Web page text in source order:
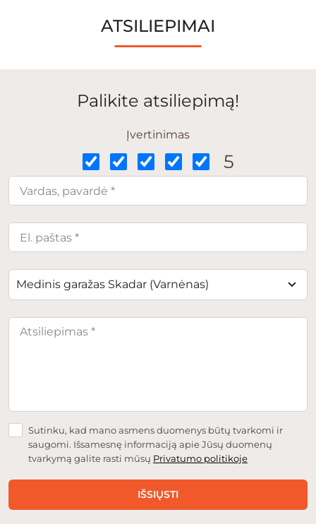
ATSILIEPIMAI
Palikite atsiliepimą!
Įvertinimas
5
Medinis garažas Skadar (Varnėnas)
Sutinku, kad mano asmens duomenys būtų tvarkomi ir
saugomi. Išsamesnę informaciją apie Jūsų duomenų
tvarkymą galite rasti mūsų Privatumo politikoje
IŠSIŲSTI